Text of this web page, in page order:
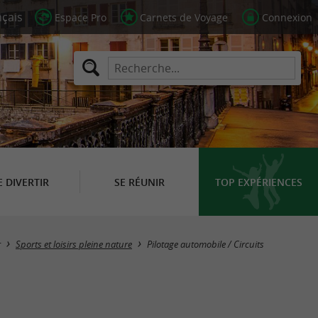
Espace Pro Carnets de Voyage Connexion
DIVERTIR SE RÉUNIR TOP EXPÉRIENCES
Masquer la carte
Sports et loisirs pleine nature Pilotage automobile / Circuits